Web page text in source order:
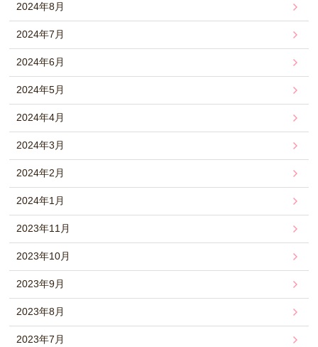
2024年8月
2024年7月
2024年6月
2024年5月
2024年4月
2024年3月
2024年2月
2024年1月
2023年11月
2023年10月
2023年9月
2023年8月
2023年7月